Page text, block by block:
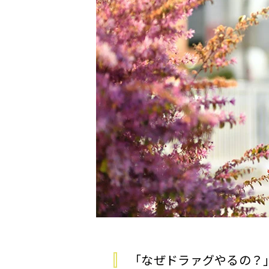
「なぜドラァグやるの？